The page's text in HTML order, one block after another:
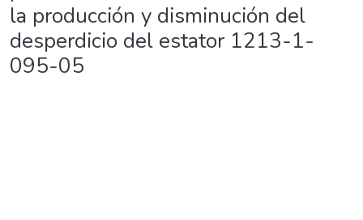
la producción y disminución del
desperdicio del estator 1213-1-
095-05